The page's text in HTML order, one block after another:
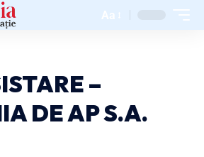
Aa
–
DE AP S.A.